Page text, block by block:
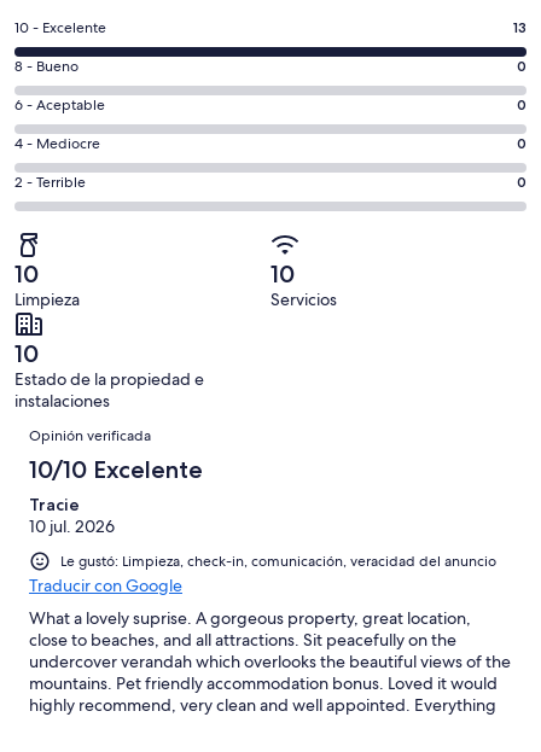
en
una
nueva
ventana
Evaluación:
10
-
Excelente.
13
de
13
opiniones
10 - Excelente 13
Evaluación:
8
-
Bueno.
0
de
opiniones
8 - Bueno 0
Evaluación:
6
-
Aceptable.
0
de
13
opiniones
6 - Aceptable 0
Evaluación:
4
-
0
de
13
opiniones
4 - Mediocre 0
Evaluación:
2
-
Terrible.
0
de
13
opiniones
2 - Terrible 0
10
Limpieza
10
Servicios
10
Estado de la propiedad e
instalaciones
Opiniones
Opinión verificada
10/10 Excelente
Tracie
10 jul. 2026
Le gustó: Limpieza, check-in, comunicación, veracidad del anuncio
Traducir con Google
What a lovely suprise. A gorgeous property, great location,
close to beaches, and all attractions. Sit peacefully on the
undercover verandah which overlooks the beautiful views of the
mountains. Pet friendly accommodation bonus. Loved it would
highly recommend, very clean and well appointed. Everything